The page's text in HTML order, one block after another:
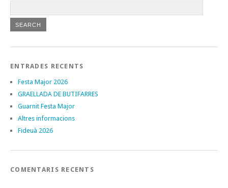
ENTRADES RECENTS
Festa Major 2026
GRAELLADA DE BUTIFARRES
Guarnit Festa Major
Altres informacions
Fideuà 2026
COMENTARIS RECENTS